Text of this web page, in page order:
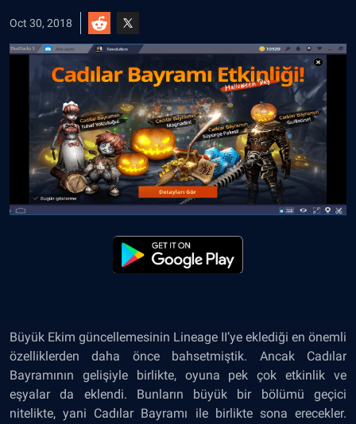
Oct 30, 2018
Büyük Ekim güncellemesinin Lineage II’ye eklediği en önemli
özelliklerden daha önce bahsetmiştik. Ancak Cadılar
Bayramının gelişiyle birlikte, oyuna pek çok etkinlik ve
eşyalar da eklendi. Bunların büyük bir bölümü geçici
nitelikte, yani Cadılar Bayramı ile birlikte sona erecekler.